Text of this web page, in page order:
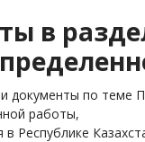
в
документы по теме
работы,
Республике